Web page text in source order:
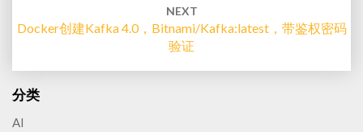
NEXT
Docker创建kafka 4.0，bitnami/kafka:latest，带鉴权密码
验证
分类
AI